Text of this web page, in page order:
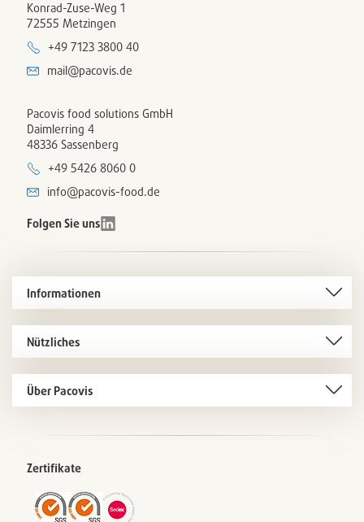
Konrad-Zuse-Weg 1
72555 Metzingen
+49 7123 3800 40
mail@pacovis.de
Pacovis food solutions GmbH
Daimlerring 4
48336 Sassenberg
+49 5426 8060 0
info@pacovis-food.de
Folgen Sie uns
Informationen
Nützliches
Über Pacovis
Zertifikate